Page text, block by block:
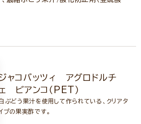
ャコバッツィ アグロドルチ
ェ ビアンコ（PET）
ぶどう果汁を使用して作られている、クリアタ
プの果実酢です。